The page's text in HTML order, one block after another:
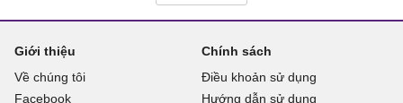
Giới thiệu
Về chúng tôi
Facebook
Chính sách
Điều khoản sử dụng
Hướng dẫn sử dụng